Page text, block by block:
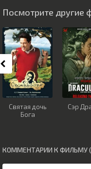
Посмотрите другие
Святая дочь
Бога
Сэр
КОММЕНТАРИИ К ФИЛЬМУ